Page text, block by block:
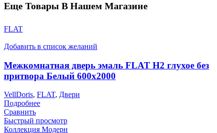
Еще Товары В Нашем Магазине
FLAT
Добавить в список желаний
Межкомнатная дверь эмаль FLAT H2 глухое без
притвора Белый 600х2000
VellDoris, FLAT, Двери
Подробнее
Сравнить
Быстрый просмотр
Коллекция Модерн